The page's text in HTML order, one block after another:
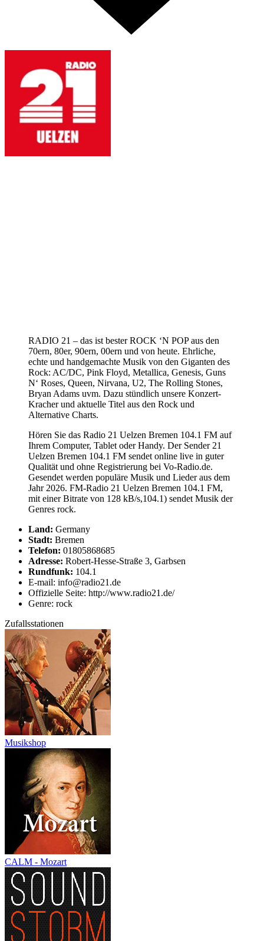
RADIO 21 – das ist bester ROCK ‘N POP aus den
70ern, 80er, 90ern, 00ern und von heute. Ehrliche,
echte und handgemachte Musik von den Giganten des
Rock: AC/DC, Pink Floyd, Metallica, Genesis, Guns
N‘ Roses, Queen, Nirvana, U2, The Rolling Stones,
Bryan Adams uvm. Dazu stündlich unsere Konzert-
Kracher und aktuelle Titel aus den Rock und
Alternative Charts.
Hören Sie das Radio 21 Uelzen Bremen 104.1 FM auf
Ihrem Computer, Tablet oder Handy. Der Sender 21
Uelzen Bremen 104.1 FM sendet online live in guter
Qualität und ohne Registrierung bei Vo-Radio.de.
Gesendet werden populäre Musik und Lieder aus dem
Jahr 2026. FM-Radio 21 Uelzen Bremen 104.1 FM,
mit einer Bitrate von 128 kB/s,104.1) sendet Musik der
Genres rock.
Land: Germany
Stadt: Bremen
Telefon: 01805868685
Adresse: Robert-Hesse-Straße 3, Garbsen
Rundfunk: 104.1
E-mail: info@radio21.de
Offizielle Seite: http://www.radio21.de/
Genre: rock
Zufallsstationen
Musikshop
CALM - Mozart